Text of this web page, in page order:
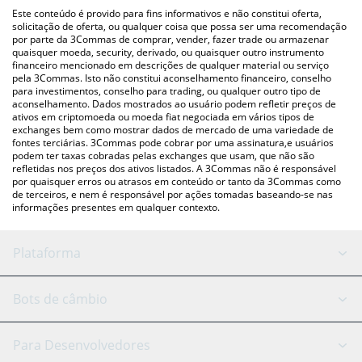
acima para verificar o último preço de KONET nas principais
moedas fiat e criptográficas.
Este conteúdo é provido para fins informativos e não constitui oferta,
solicitação de oferta, ou qualquer coisa que possa ser uma recomendação
por parte da 3Commas de comprar, vender, fazer trade ou armazenar
quaisquer moeda, security, derivado, ou quaisquer outro instrumento
financeiro mencionado em descrições de qualquer material ou serviço
pela 3Commas. Isto não constitui aconselhamento financeiro, conselho
para investimentos, conselho para trading, ou qualquer outro tipo de
aconselhamento. Dados mostrados ao usuário podem refletir preços de
ativos em criptomoeda ou moeda fiat negociada em vários tipos de
exchanges bem como mostrar dados de mercado de uma variedade de
fontes terciárias. 3Commas pode cobrar por uma assinatura,e usuários
podem ter taxas cobradas pelas exchanges que usam, que não são
refletidas nos preços dos ativos listados. A 3Commas não é responsável
por quaisquer erros ou atrasos em conteúdo or tanto da 3Commas como
de terceiros, e nem é responsável por ações tomadas baseando-se nas
informações presentes em qualquer contexto.
Plataforma
Bot GRID
Bots de câmbio
Binance
Para Desenvolvedores